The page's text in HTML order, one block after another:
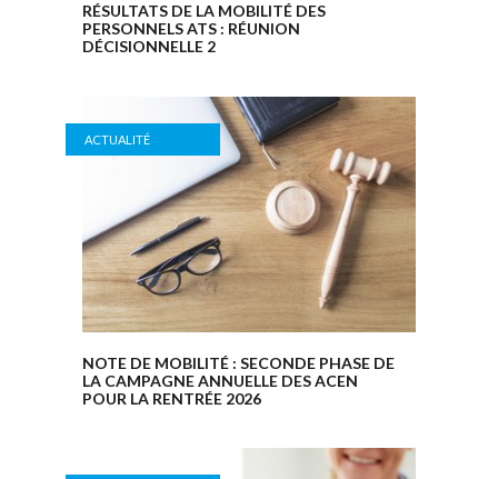
RÉSULTATS DE LA MOBILITÉ DES
PERSONNELS ATS : RÉUNION
DÉCISIONNELLE 2
ACTUALITÉ
NOTE DE MOBILITÉ : SECONDE PHASE DE
LA CAMPAGNE ANNUELLE DES ACEN
POUR LA RENTRÉE 2026